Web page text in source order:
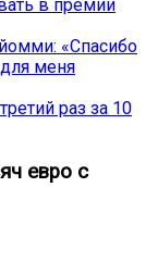
в премии
«Спасибо
меня
раз за 10
евро с